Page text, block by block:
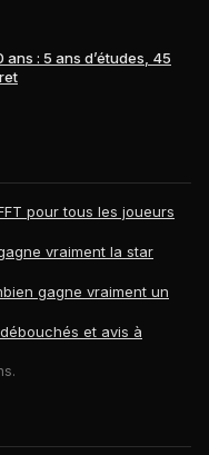
: 5 ans d’études, 45
pour tous les joueurs
vraiment la star
gagne vraiment un
et avis à